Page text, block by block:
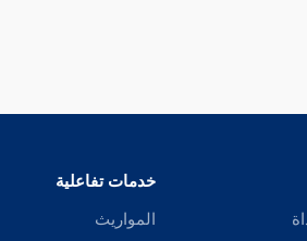
خدمات تفاعلية
المواريث